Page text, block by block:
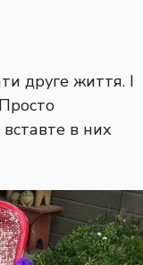
друге життя. І
в них